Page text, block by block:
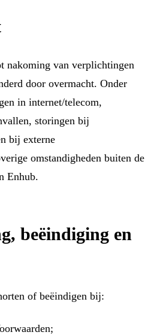
nakoming van verplichtingen
door overmacht. Onder
in internet/telecom,
storingen bij
bij externe
omstandigheden buiten de
Enhub.
beëindiging en
of beëindigen bij: